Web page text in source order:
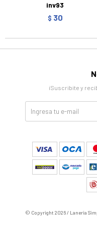
inv93
$ 30
¡Suscribite y
© Copyright 2026 / Laneria